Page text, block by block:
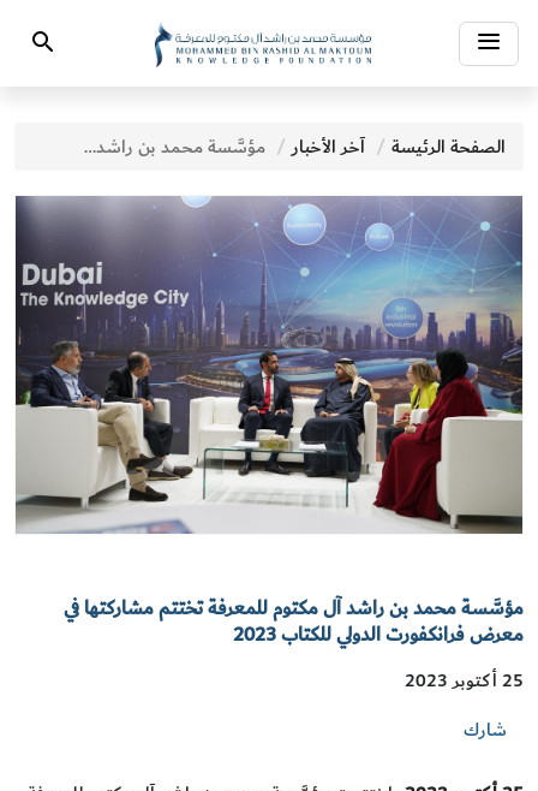
Toggle
navigation
Search
الصفحة الرئيسة آخر الأخبار مؤسَّسة محمد بن راشد آل مكتوم للمعرفة تختتم مشاركتها في معرض فرانكفورت الدولي للكتاب 2023
مؤسَّسة محمد بن راشد آل مكتوم للمعرفة تختتم مشاركتها في
معرض فرانكفورت الدولي للكتاب 2023
25 أكتوبر 2023
شارك